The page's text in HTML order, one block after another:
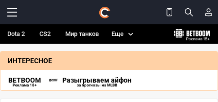
Dota 2 CS2 Мир танков Еще
ИНТЕРЕСНОЕ
BETBOOM
Реклама 18+
Разыгрываем айфон
за прогнозы на MLBB